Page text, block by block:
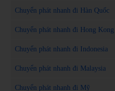
Chuyển phát nhanh đi Hàn Quốc
Chuyển phát nhanh đi Hong Kong
Chuyển phát nhanh đi Indonesia
Chuyển phát nhanh đi Malaysia
Chuyển phát nhanh đi Mỹ